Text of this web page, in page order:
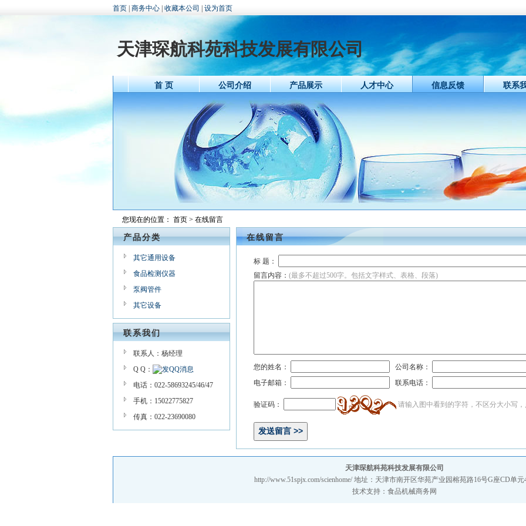
首页 商务中心 收藏本公司 设为首页
天津琛航科苑科技发展有限公司
首 页 公司介绍 产品展示 人才中心 信息反馈 联系
您现在的位置： 首页 > 在线留言
产品分类
其它通用设备
食品检测仪器
泵阀管件
其它设备
联系我们
联系人：杨经理
Q Q：
电话：022-58693245/46/47
手机：15022775827
传真：022-23690080
在线留言
标 题：
留言内容： (最多不超过500字。包括文字样式、表格、段落)
您的姓名：
公司名称：
电子邮箱：
联系电话：
验证码： 请输入图中看到的字符，不区分大小写
天津琛航科苑科技发展有限公司
http://www.51spjx.com/scienhome/地址：天津市南开区华苑产业园榕苑路16号G座CD单元
技术支持： 食品机械商务网